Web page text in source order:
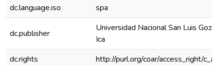
dc.language.iso
spa
dc.publisher
Universidad Nacional San Luis
Ica
dc.rights
http://purl.org/coar/access_right/